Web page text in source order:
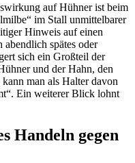
auf Hühner ist beim
im Stall unmittelbarer
Hinweis auf einen
spätes oder
sich ein Großteil der
und der Hahn, den
man als Halter davon
Ein weiterer Blick lohnt
Handeln gegen